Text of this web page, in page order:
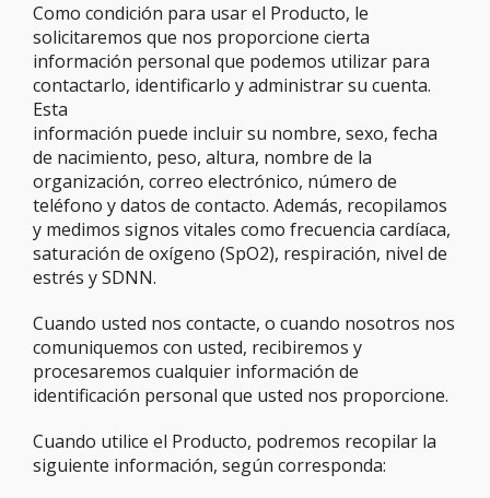
Como condición para usar el Producto, le
solicitaremos que nos proporcione cierta
información personal que podemos utilizar para
contactarlo, identificarlo y administrar su cuenta.
Esta
información puede incluir su nombre, sexo, fecha
de nacimiento, peso, altura, nombre de la
organización, correo electrónico, número de
teléfono y datos de contacto. Además, recopilamos
y medimos signos vitales como frecuencia cardíaca,
saturación de oxígeno (SpO2), respiración, nivel de
estrés y SDNN.
Cuando usted nos contacte, o cuando nosotros nos
comuniquemos con usted, recibiremos y
procesaremos cualquier información de
identificación personal que usted nos proporcione.
Cuando utilice el Producto, podremos recopilar la
siguiente información, según corresponda: